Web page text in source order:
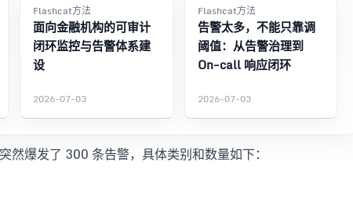
Flashcat方法
面向金融机构的可审计
闭环监控与告警体系建
设
2026-07-03
Flashcat方法
告警太多，不能只靠调
阈值：从告警治理到
On-call 响应闭环
2026-07-03
然爆发了 300 条告警，具体类别和数量如下：